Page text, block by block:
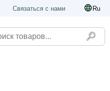
Связаться с нами Ru